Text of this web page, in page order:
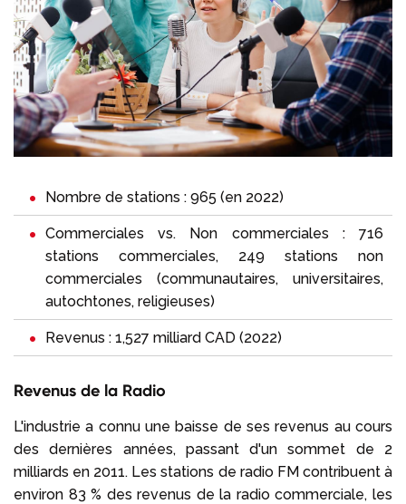
Nombre de stations : 965 (en 2022)
Commerciales vs. Non commerciales : 716
stations commerciales, 249 stations non
commerciales (communautaires, universitaires,
autochtones, religieuses)
Revenus : 1,527 milliard CAD (2022)
Revenus de la Radio
L'industrie a connu une baisse de ses revenus au cours
des dernières années, passant d'un sommet de 2
milliards en 2011. Les stations de radio FM contribuent à
environ 83 % des revenus de la radio commerciale, les